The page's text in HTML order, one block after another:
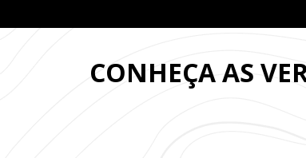
CONHEÇA AS